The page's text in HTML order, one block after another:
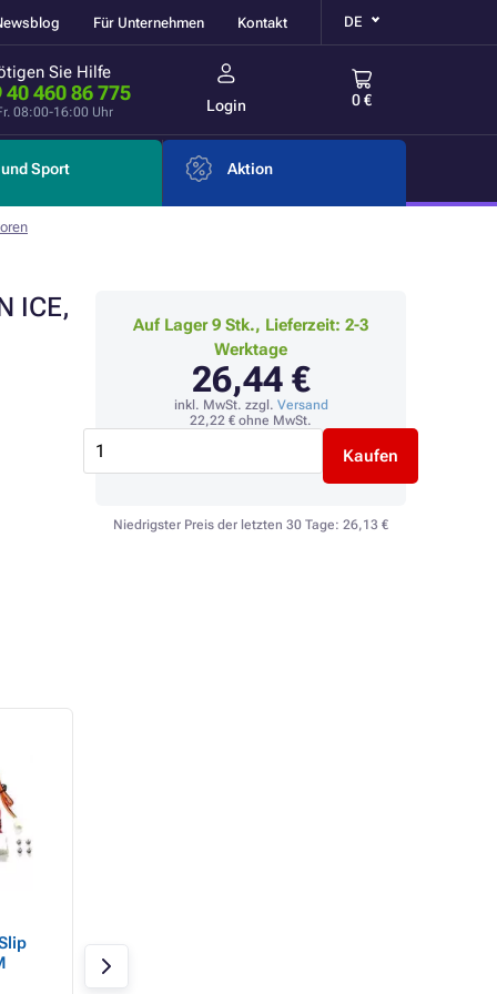
Für Unternehmen Kontakt DE
Sie Hilfe
40 460 86 775
08:00-16:00 Uhr Login 0 €
Sport Aktion
ICE,
Auf Lager 9 Stk., Lieferzeit: 2-3
Werktage
26,44 €
inkl. MwSt. zzgl. Versand
22,22 € ohne MwSt.
Kaufen
Niedrigster Preis der letzten 30 Tage: 26,13 €
GAMING TR120 ARGB,
3x120mm, schwarz